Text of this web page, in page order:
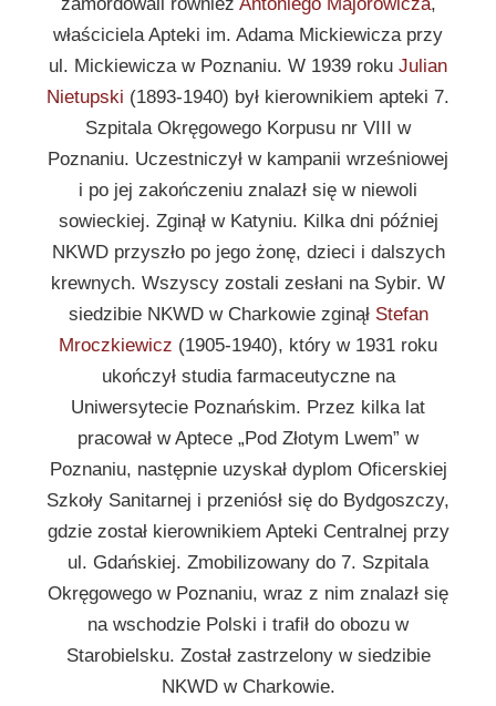
właściciela Apteki im. Adama Mickiewicza przy
ul. Mickiewicza w Poznaniu. W 1939 roku Julian
Nietupski (1893-1940) był kierownikiem apteki 7.
Szpitala Okręgowego Korpusu nr VIII w
Poznaniu. Uczestniczył w kampanii wrześniowej
i po jej zakończeniu znalazł się w niewoli
sowieckiej. Zginął w Katyniu. Kilka dni później
NKWD przyszło po jego żonę, dzieci i dalszych
krewnych. Wszyscy zostali zesłani na Sybir. W
siedzibie NKWD w Charkowie zginął Stefan
Mroczkiewicz (1905-1940), który w 1931 roku
ukończył studia farmaceutyczne na
Uniwersytecie Poznańskim. Przez kilka lat
pracował w Aptece „Pod Złotym Lwem” w
Poznaniu, następnie uzyskał dyplom Oficerskiej
Szkoły Sanitarnej i przeniósł się do Bydgoszczy,
gdzie został kierownikiem Apteki Centralnej przy
ul. Gdańskiej. Zmobilizowany do 7. Szpitala
Okręgowego w Poznaniu, wraz z nim znalazł się
na wschodzie Polski i trafił do obozu w
Starobielsku. Został zastrzelony w siedzibie
NKWD w Charkowie.